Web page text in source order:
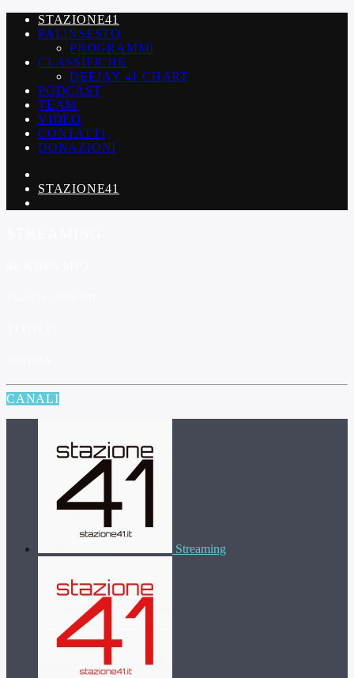
STAZIONE41
PALINSESTO
PROGRAMMI
CLASSIFICHE
DEEJAY 41 CHART
PODCAST
TEAM
VIDEO
CONTATTI
DONAZIONI
STAZIONE41
CANALI
Streaming